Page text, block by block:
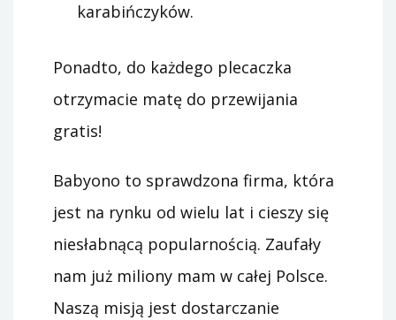
karabińczyków.
Ponadto, do każdego plecaczka
otrzymacie matę do przewijania
gratis!
Babyono to sprawdzona firma, która
jest na rynku od wielu lat i cieszy się
niesłabnącą popularnością. Zaufały
nam już miliony mam w całej Polsce.
Naszą misją jest dostarczanie